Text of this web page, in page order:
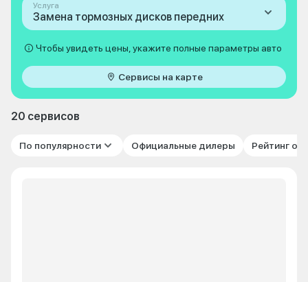
Услуга
Замена тормозных дисков передних
Чтобы увидеть цены, укажите полные параметры авто
Сервисы на карте
20 сервисов
По популярности Официальные дилеры Рейтинг